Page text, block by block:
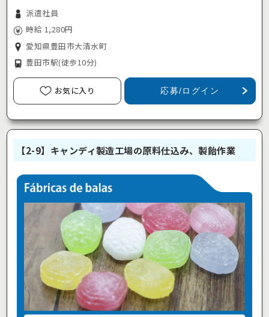
派遣社員
時給 1,280円
愛知県豊田市大清水町
豊田市駅(徒歩10分)
お気に入り 応募/ログイン
【2-9】キャンディ製造工場の原料仕込み、製飴作業